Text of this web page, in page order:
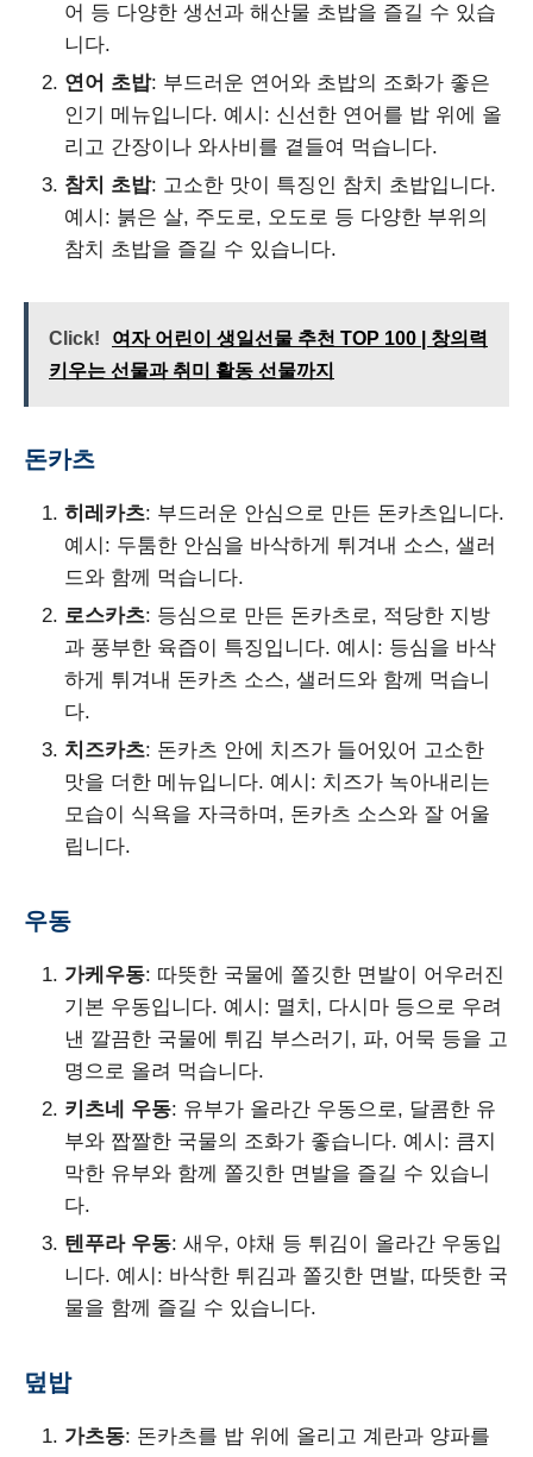
어 등 다양한 생선과 해산물 초밥을 즐길 수 있습
니다.
연어 초밥: 부드러운 연어와 초밥의 조화가 좋은
인기 메뉴입니다. 예시: 신선한 연어를 밥 위에 올
리고 간장이나 와사비를 곁들여 먹습니다.
참치 초밥: 고소한 맛이 특징인 참치 초밥입니다.
예시: 붉은 살, 주도로, 오도로 등 다양한 부위의
참치 초밥을 즐길 수 있습니다.
Click!
여자 어린이 생일선물 추천 TOP 100 | 창의력
키우는 선물과 취미 활동 선물까지
돈카츠
히레카츠: 부드러운 안심으로 만든 돈카츠입니다.
예시: 두툼한 안심을 바삭하게 튀겨내 소스, 샐러
드와 함께 먹습니다.
로스카츠: 등심으로 만든 돈카츠로, 적당한 지방
과 풍부한 육즙이 특징입니다. 예시: 등심을 바삭
하게 튀겨내 돈카츠 소스, 샐러드와 함께 먹습니
다.
치즈카츠: 돈카츠 안에 치즈가 들어있어 고소한
맛을 더한 메뉴입니다. 예시: 치즈가 녹아내리는
모습이 식욕을 자극하며, 돈카츠 소스와 잘 어울
립니다.
우동
가케우동: 따뜻한 국물에 쫄깃한 면발이 어우러진
기본 우동입니다. 예시: 멸치, 다시마 등으로 우려
낸 깔끔한 국물에 튀김 부스러기, 파, 어묵 등을 고
명으로 올려 먹습니다.
키츠네 우동: 유부가 올라간 우동으로, 달콤한 유
부와 짭짤한 국물의 조화가 좋습니다. 예시: 큼지
막한 유부와 함께 쫄깃한 면발을 즐길 수 있습니
다.
텐푸라 우동: 새우, 야채 등 튀김이 올라간 우동입
니다. 예시: 바삭한 튀김과 쫄깃한 면발, 따뜻한 국
물을 함께 즐길 수 있습니다.
덮밥
가츠동: 돈카츠를 밥 위에 올리고 계란과 양파를